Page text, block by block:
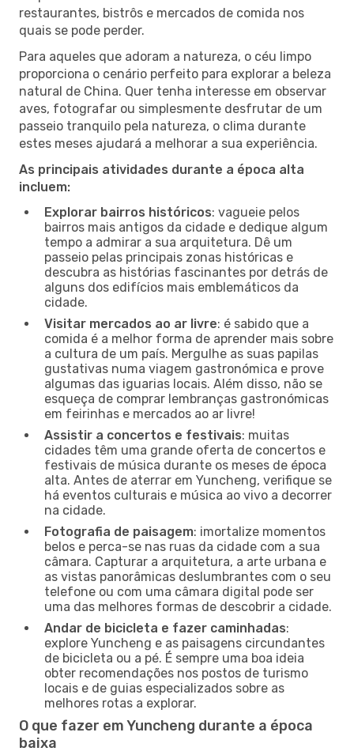
restaurantes, bistrôs e mercados de comida nos
quais se pode perder.
Para aqueles que adoram a natureza, o céu limpo
proporciona o cenário perfeito para explorar a beleza
natural de China. Quer tenha interesse em observar
aves, fotografar ou simplesmente desfrutar de um
passeio tranquilo pela natureza, o clima durante
estes meses ajudará a melhorar a sua experiência.
As principais atividades durante a época alta
incluem:
Explorar bairros históricos: vagueie pelos
bairros mais antigos da cidade e dedique algum
tempo a admirar a sua arquitetura. Dê um
passeio pelas principais zonas históricas e
descubra as histórias fascinantes por detrás de
alguns dos edifícios mais emblemáticos da
cidade.
Visitar mercados ao ar livre: é sabido que a
comida é a melhor forma de aprender mais sobre
a cultura de um país. Mergulhe as suas papilas
gustativas numa viagem gastronómica e prove
algumas das iguarias locais. Além disso, não se
esqueça de comprar lembranças gastronómicas
em feirinhas e mercados ao ar livre!
Assistir a concertos e festivais: muitas
cidades têm uma grande oferta de concertos e
festivais de música durante os meses de época
alta. Antes de aterrar em Yuncheng, verifique se
há eventos culturais e música ao vivo a decorrer
na cidade.
Fotografia de paisagem: imortalize momentos
belos e perca-se nas ruas da cidade com a sua
câmara. Capturar a arquitetura, a arte urbana e
as vistas panorâmicas deslumbrantes com o seu
telefone ou com uma câmara digital pode ser
uma das melhores formas de descobrir a cidade.
Andar de bicicleta e fazer caminhadas:
explore Yuncheng e as paisagens circundantes
de bicicleta ou a pé. É sempre uma boa ideia
obter recomendações nos postos de turismo
locais e de guias especializados sobre as
melhores rotas a explorar.
O que fazer em Yuncheng durante a época
baixa